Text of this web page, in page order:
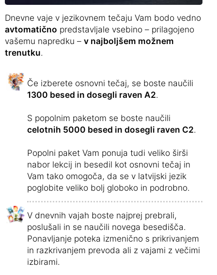
Dnevne vaje v jezikovnem tečaju Vam bodo vedno
avtomatično predstavljale vsebino – prilagojeno
vašemu napredku – v najboljšem možnem
trenutku.
Če izberete osnovni tečaj, se boste naučili
1300 besed in dosegli raven A2.
S popolnim paketom se boste naučili
celotnih 5000 besed in dosegli raven C2.
Popolni paket Vam ponuja tudi veliko širši
nabor lekcij in besedil kot osnovni tečaj in
Vam tako omogoča, da se v latvijski jezik
poglobite veliko bolj globoko in podrobno.
V dnevnih vajah boste najprej prebrali,
poslušali in se naučili novega besedišča.
Ponavljanje poteka izmenično s prikrivanjem
in razkrivanjem prevoda ali z vajami z večimi
izbirami.